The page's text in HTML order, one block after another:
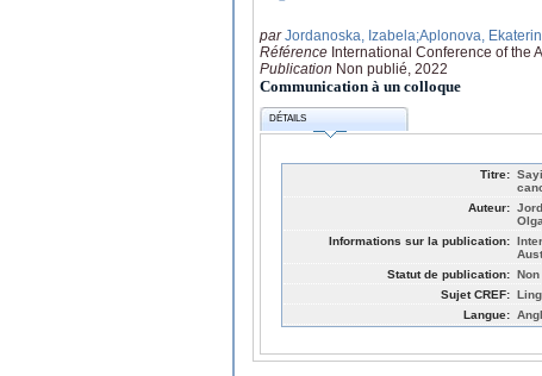
parJordanoska, Izabela;Aplonova,
Référence International Conference of the
Publication Non publié, 2022
Communication à un colloque
DÉTAILS
Titre:
Auteur:
Informations sur la publication:
Statut de publication:
Sujet CREF:
Langue: